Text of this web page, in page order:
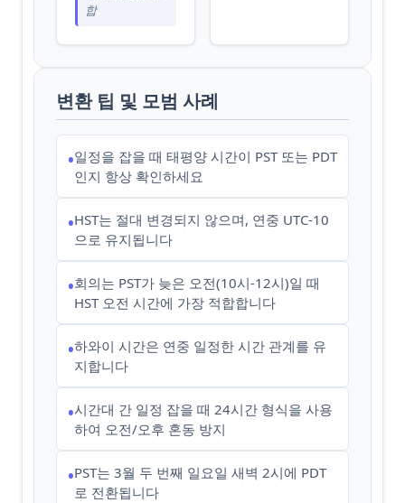
합
변환 팁 및 모범 사례
•일정을 잡을 때 태평양 시간이 PST 또는 PDT
인지 항상 확인하세요
•HST는 절대 변경되지 않으며, 연중 UTC-10
으로 유지됩니다
•회의는 PST가 늦은 오전(10시-12시)일 때
HST 오전 시간에 가장 적합합니다
•하와이 시간은 연중 일정한 시간 관계를 유
지합니다
•시간대 간 일정 잡을 때 24시간 형식을 사용
하여 오전/오후 혼동 방지
•PST는 3월 두 번째 일요일 새벽 2시에 PDT
로 전환됩니다